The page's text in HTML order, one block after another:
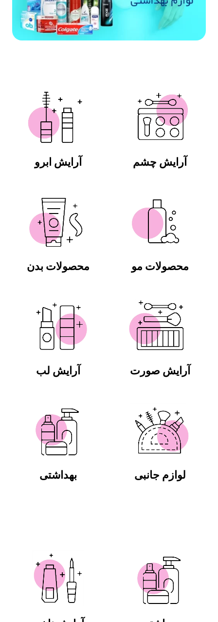
آرایش چشم
محصولات مو
آرایش ابرو
محصولات بدن
آرایش صورت
لوازم جانبی
آرایش لب
بهداشتی